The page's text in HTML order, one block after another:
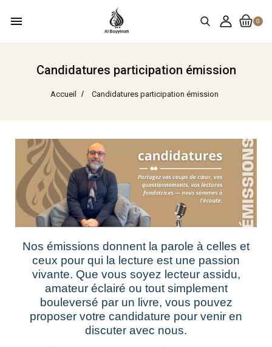
0
menu
Candidatures participation émission
Accueil Candidatures participation émission
Nos émissions donnent la parole à celles et
ceux pour qui la lecture est une passion
vivante. Que vous soyez lecteur assidu,
amateur éclairé ou tout simplement
bouleversé par un livre, vous pouvez
proposer votre candidature pour venir en
discuter avec nous.